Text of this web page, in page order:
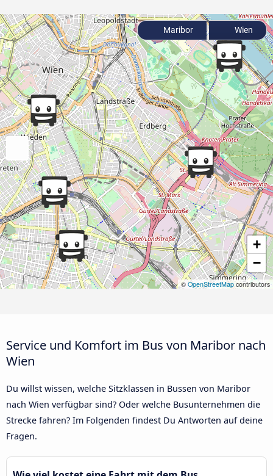
+
−
© OpenStreetMap contributors
Maribor Wien
Service und Komfort im Bus von Maribor nach
Wien
Du willst wissen, welche Sitzklassen in Bussen von Maribor
nach Wien verfügbar sind? Oder welche Busunternehmen die
Strecke fahren? Im Folgenden findest Du Antworten auf deine
Fragen.